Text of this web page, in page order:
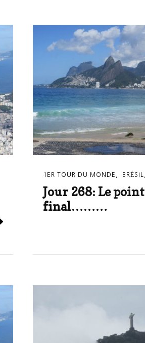
1ER TOUR DU MONDE BRÉSIL
Jour 268: Le point
final………